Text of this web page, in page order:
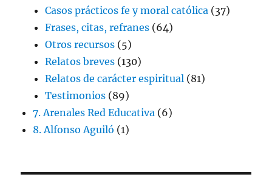
Casos prácticos fe y moral católica (37)
Frases, citas, refranes (64)
Otros recursos (5)
Relatos breves (130)
Relatos de carácter espiritual (81)
Testimonios (89)
7. Arenales Red Educativa (6)
8. Alfonso Aguiló (1)